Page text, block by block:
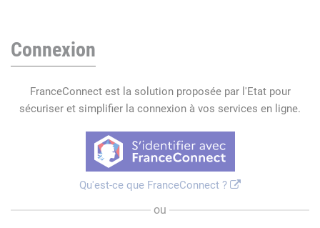
Connexion
FranceConnect est la solution proposée par l'Etat pour
sécuriser et simplifier la connexion à vos services en ligne.
Qu'est-ce que FranceConnect ?
ou